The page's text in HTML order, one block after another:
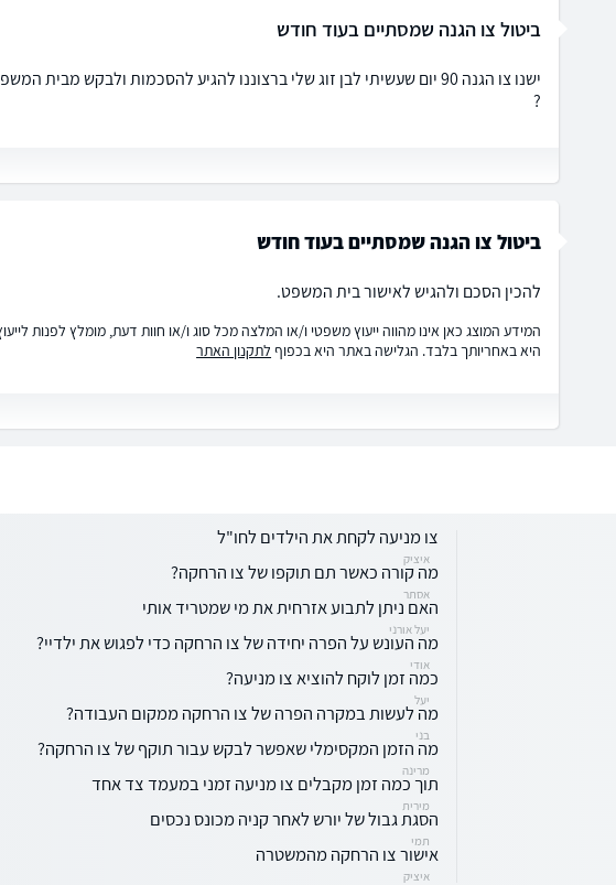
ביטול צו הגנה שמסתיים בעוד חודש
ישנו צו הגנה 90 יום שעשיתי לבן זוג שלי ברצוננו להגיע להסכמות ולבקש
?
ביטול צו הגנה שמסתיים בעוד חודש
להכין הסכם ולהגיש לאישור בית המשפט.
המידע המוצג כאן אינו מהווה ייעוץ משפטי ו/או המלצה מכל סוג ו/או חוות דעת, מומלץ לפנות
היא באחריותך בלבד. הגלישה באתר היא בכפוף לתקנון האתר
צו מניעה לקחת את הילדים לחו"ל
איציק
מה קורה כאשר תם תוקפו של צו הרחקה?
אסתר
האם ניתן לתבוע אזרחית את מי שמטריד אותי
יעל אורני
מה העונש על הפרה יחידה של צו הרחקה כדי לפגוש את ילדיי?
אודי
כמה זמן לוקח להוציא צו מניעה?
יעל
מה לעשות במקרה הפרה של צו הרחקה ממקום העבודה?
בני
מה הזמן המקסימלי שאפשר לבקש עבור תוקף של צו הרחקה?
מרינה
תוך כמה זמן מקבלים צו מניעה זמני במעמד צד אחד
מירית
הסגת גבול של יורש לאחר קניה מכונס נכסים
תמי
אישור צו הרחקה מהמשטרה
איציק